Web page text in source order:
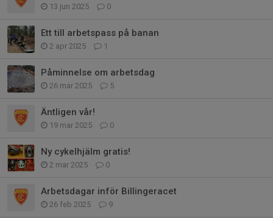
13 jun 2025 0
Ett till arbetspass på banan
2 apr 2025 1
Påminnelse om arbetsdag
26 mar 2025 5
Äntligen vår!
19 mar 2025 0
Ny cykelhjälm gratis!
2 mar 2025 0
Arbetsdagar inför Billingeracet
26 feb 2025 9